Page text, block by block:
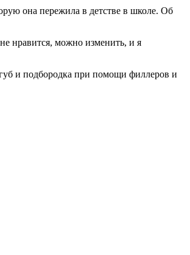
она пережила в детстве в школе. Об
нравится, можно изменить, и я
и подбородка при помощи филлеров и